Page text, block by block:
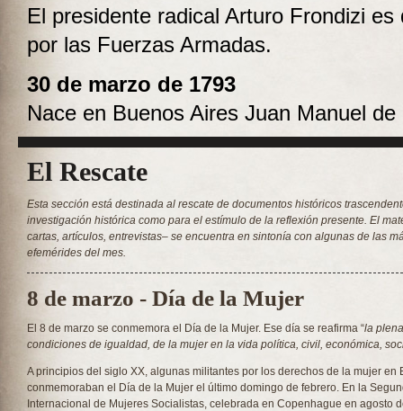
El presidente radical Arturo Frondizi es
por las Fuerzas Armadas.
30 de marzo de 1793
Nace en Buenos Aires Juan Manuel de
El Rescate
Esta sección está destinada al rescate de documentos históricos
investigación histórica como para el estímulo de la reflexión presente. El
cartas, artículos, entrevistas– se encuentra en sintonía con algunas de las
efemérides del mes.
8 de marzo - Día de la Mujer
El 8 de marzo se conmemora el Día de la Mujer. Ese día se reafirma “la
condiciones de igualdad, de la mujer en la vida política, civil, económica,
A principios del siglo XX, algunas militantes por los derechos de la mujer en
conmemoraban el Día de la Mujer el último domingo de febrero. En la
Internacional de Mujeres Socialistas, celebrada en Copenhague en agosto